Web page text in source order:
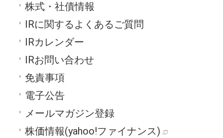
株式・社債情報
IRに関するよくあるご質問
IRカレンダー
IRお問い合わせ
免責事項
電子公告
メールマガジン登録
株価情報(yahoo!ファイナンス)